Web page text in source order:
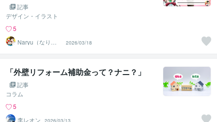
記事
デザイン・イラスト
5
Naryu（なりゅ
う）
2026/03/18
「外壁リフォーム補助金って？ナニ？」
記事
コラム
5
李レオン
2026/03/13